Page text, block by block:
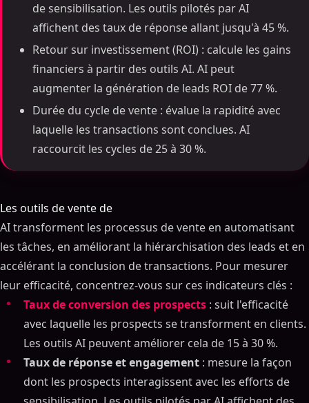
de sensibilisation. Les outils pilotés par AI
affichent des taux de réponse allant jusqu'à 45 %.
Retour sur investissement (ROI) : calcule les gains
financiers à partir des outils AI. AI peut
augmenter la génération de leads ROI de 77 %.
Durée du cycle de vente : évalue la rapidité avec
laquelle les transactions sont conclues. AI
raccourcit les cycles de 25 à 30 %.
Les outils de vente de
AI transforment les processus de vente en automatisant
les tâches, en améliorant la hiérarchisation des leads et en
accélérant la conclusion de transactions. Pour mesurer
leur efficacité, concentrez-vous sur ces indicateurs clés :
Taux de conversion des prospects : suit l'efficacité
avec laquelle les prospects se transforment en clients.
Les outils AI peuvent améliorer cela de 15 à 30 %.
Taux de réponse et engagement : mesure la façon
dont les prospects interagissent avec les efforts de